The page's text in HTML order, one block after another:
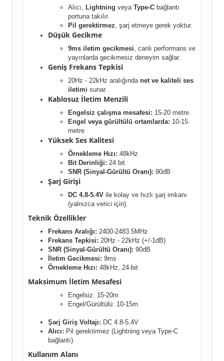
Alıcı, Lightning veya Type-C bağlantı
portuna takılır.
Pil gerektirmez, şarj etmeye gerek yoktur.
Düşük Gecikme
9ms iletim gecikmesi, canlı performans ve
yayınlarda gecikmesiz deneyim sağlar.
Geniş Frekans Tepkisi
20Hz - 22kHz aralığında net ve kaliteli ses
iletimi sunar.
Kablosuz İletim Menzili
Engelsiz çalışma mesafesi: 15-20 metre
Engel veya gürültülü ortamlarda: 10-15
metre
Yüksek Ses Kalitesi
Örnekleme Hızı: 48kHz
Bit Derinliği: 24 bit
SNR (Sinyal-Gürültü Oranı): 90dB
Şarj Girişi
DC 4.8-5.4V ile kolay ve hızlı şarj imkanı
(yalnızca verici için).
Teknik Özellikler
Frekans Aralığı: 2400-2483.5MHz
Frekans Tepkisi: 20Hz - 22kHz (+/-1dB)
SNR (Sinyal-Gürültü Oranı): 90dB
İletim Gecikmesi: 9ms
Örnekleme Hızı: 48kHz, 24-bit
Maksimum İletim Mesafesi
Engelsiz: 15-20m
Engel/Gürültülü: 10-15m
Şarj Giriş Voltajı: DC 4.8-5.4V
Alıcı: Pil gerektirmez (Lightning veya Type-C
bağlantı).
Kullanım Alanı